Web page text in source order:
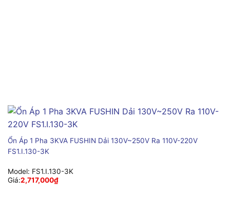
Ổn Áp 1 Pha 3KVA FUSHIN Dải 130V~250V Ra 110V-220V
FS1.I.130-3K
Model: FS1.I.130-3K
Giá:2,717,000₫